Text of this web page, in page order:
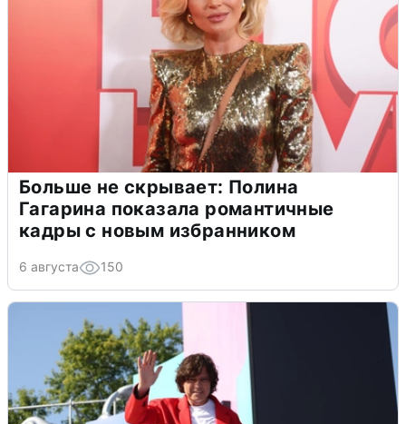
Больше не скрывает: Полина
Гагарина показала романтичные
кадры с новым избранником
6 августа 150